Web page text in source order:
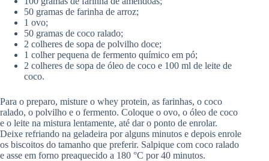
50 gramas de farinha de arroz;
1 ovo;
50 gramas de coco ralado;
2 colheres de sopa de polvilho doce;
1 colher pequena de fermento químico em pó;
2 colheres de sopa de óleo de coco e 100 ml de leite de
coco.
Para o preparo, misture o whey protein, as farinhas, o coco
ralado, o polvilho e o fermento. Coloque o ovo, o óleo de coco
e o leite na mistura lentamente, até dar o ponto de enrolar.
Deixe refriando na geladeira por alguns minutos e depois enrole
os biscoitos do tamanho que preferir. Salpique com coco ralado
e asse em forno preaquecido a 180 °C por 40 minutos.